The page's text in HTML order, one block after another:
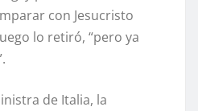
con Jesucristo
lo retiró, “pero ya
de Italia, la